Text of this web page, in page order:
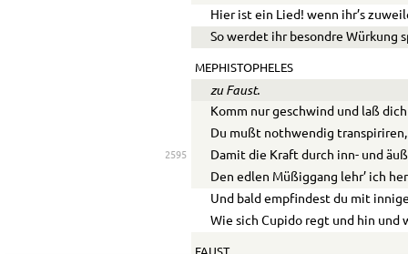
Hier ist ein Lied! wenn ihr’s
So werdet ihr besondre Würkung
MEPHISTOPHELES
zu Faust.
Komm nur geschwind und laß
Du mußt nothwendig transpiriren,
2595
Damit die Kraft durch inn- und
Den edlen Müßiggang lehr’ ich
Und bald empfindest du mit
Wie sich Cupido regt und hin und
FAUST.